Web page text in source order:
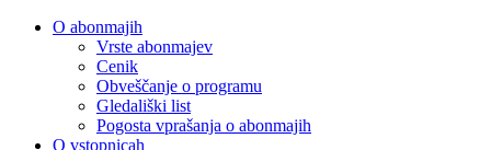
O abonmajih
Vrste abonmajev
Cenik
Obveščanje o programu
Gledališki list
Pogosta vprašanja o abonmajih
O vstopnicah